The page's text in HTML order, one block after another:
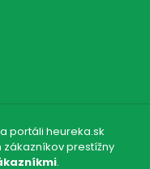
portáli heureka.sk
prestížny
.